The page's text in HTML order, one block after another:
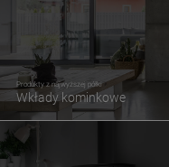
Produkty z najwyższej półki
Wkłady kominkowe